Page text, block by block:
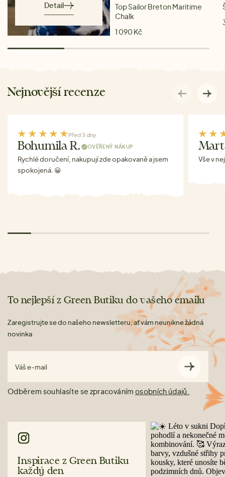
Detail
Top Sailor Breton Maritime
Chalk
1 090 Kč
Nejnovější recenze
Před 3 dny
Bohumila R. OVĚŘENÝ NÁKUP
Rychlé doručení, nakupují zde opakovaně a jsem
spokojená. 😀
Vše v
To nejlepší z Green Butiku do vašeho emailu
Zaregistrujte se do našeho newsletteru, ať vám neunikne žádná
novinka
Váš e-mail
Odběrem souhlasíte se zpracováním osobních údajů.
Inspirace z Green Butiku
každý den